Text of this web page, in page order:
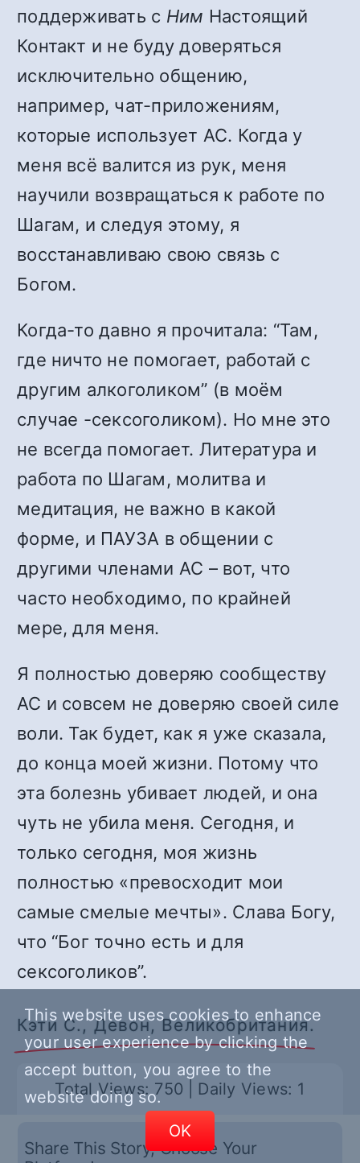
поддерживать с Ним Настоящий
Контакт и не буду доверяться
исключительно общению,
например, чат-приложениям,
которые использует АС. Когда у
меня всё валится из рук, меня
научили возвращаться к работе по
Шагам, и следуя этому, я
восстанавливаю свою связь с
Богом.
Когда-то давно я прочитала: “Там,
где ничто не помогает, работай с
другим алкоголиком” (в моём
случае -сексоголиком). Но мне это
не всегда помогает. Литература и
работа по Шагам, молитва и
медитация, не важно в какой
форме, и ПАУЗА в общении с
другими членами АС – вот, что
часто необходимо, по крайней
мере, для меня.
Я полностью доверяю сообществу
АС и совсем не доверяю своей силе
воли. Так будет, как я уже сказала,
до конца моей жизни. Потому что
эта болезнь убивает людей, и она
чуть не убила меня. Сегодня, и
только сегодня, моя жизнь
полностью «превосходит мои
самые смелые мечты». Слава Богу,
что “Бог точно есть и для
сексоголиков”.
Кэти С., Девон, Великобритания.
Total Views: 750 Daily Views: 1
Share This Story, Choose Your
This website uses cookies to enhance
your user experience by clicking the
accept button, you agree to the
website doing so.
OK